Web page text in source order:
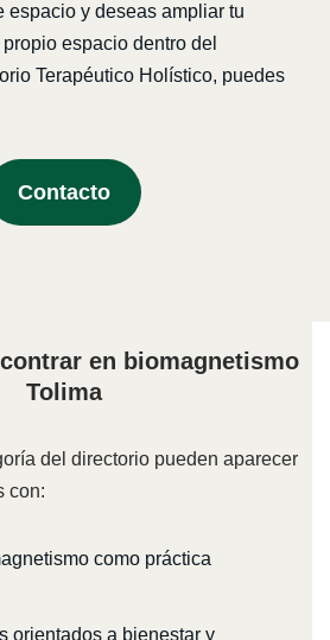
espacio y deseas ampliar tu
espacio dentro del
Terapéutico Holístico, puedes
Contacto
en biomagnetismo
Tolima
del directorio pueden aparecer
con:
como práctica
orientados a bienestar y